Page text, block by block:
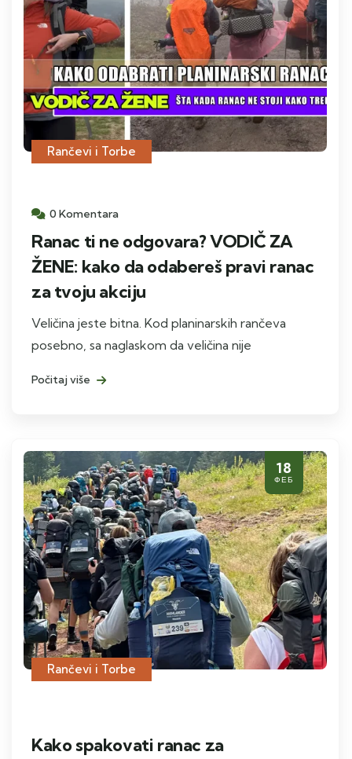
Rančevi i Torbe
0 Komentara
Ranac ti ne odgovara? VODIČ ZA
ŽENE: kako da odabereš pravi ranac
za tvoju akciju
Veličina jeste bitna. Kod planinarskih rančeva
posebno, sa naglaskom da veličina nije
Počitaj više
18
ФЕБ
Rančevi i Torbe
Kako spakovati ranac za